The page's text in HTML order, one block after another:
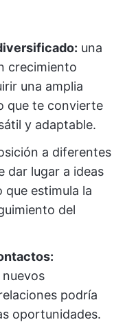
una
crecimiento
una amplia
que te convierte
y adaptable.
a diferentes
dar lugar a ideas
que estimula la
del
podría
oportunidades.